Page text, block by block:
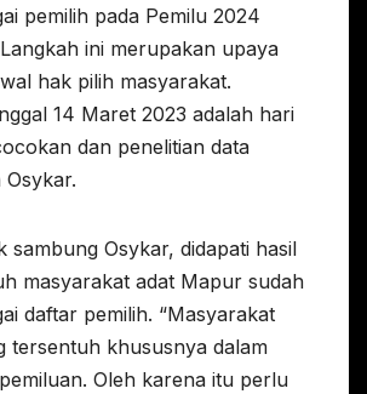
pemilih pada Pemilu 2024
ini merupakan upaya
hak pilih masyarakat.
14 Maret 2023 adalah hari
dan penelitian data
Osykar.
sambung Osykar, didapati hasil
masyarakat adat Mapur sudah
daftar pemilih. “Masyarakat
tersentuh khususnya dalam
Oleh karena itu perlu